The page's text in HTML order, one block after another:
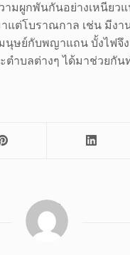
ผูกพันกันอย่างเหนียว
ต่โบราณกาล เช่น มีง
ษย์กับพญาแถน บั้งไฟ
ตำบลต่างๆ ได้มาช่วย